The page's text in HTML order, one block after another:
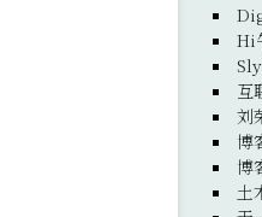
Hi
互
刘
博
博
土